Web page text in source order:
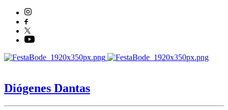
Diógenes Dantas